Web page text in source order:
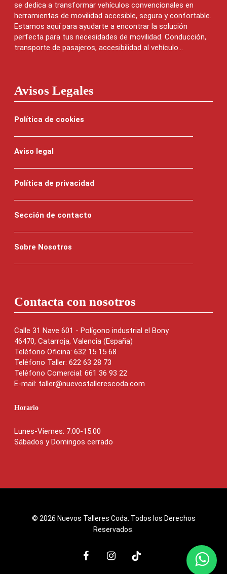
se dedica a transformar vehículos convencionales en
herramientas de movilidad accesible, segura y confortable.
Estamos aquí para ayudarte a encontrar la solución
perfecta para tus necesidades de movilidad. Conducción,
transporte de pasajeros, accesibilidad al vehículo...
Avisos Legales
Política de cookies
Aviso legal
Política de privacidad
Sección de contacto
Sobre Nosotros
Contacta con nosotros
Calle 31 Nave 601 - Polígono industrial el Bony
46470, Catarroja, Valencia (España)
Teléfono Oficina: 632 15 15 68
Teléfono Taller: 622 63 28 73
Teléfono Comercial: 661 36 93 22
E-mail: taller@nuevostallerescoda.com
Horario
Lunes-Viernes: 7:00-15:00
Sábados y Domingos cerrado
© 2026 Nuevos Talleres Coda. Todos los Derechos
Reservados.
facebookinstagram
tiktok